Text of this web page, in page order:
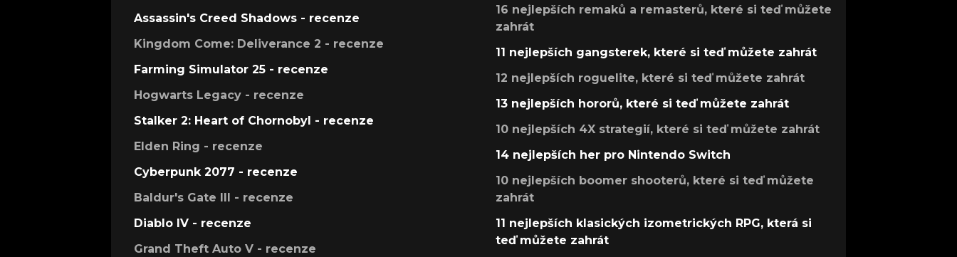
Assassin's Creed Shadows - recenze
Kingdom Come: Deliverance 2 - recenze
Farming Simulator 25 - recenze
Hogwarts Legacy - recenze
Stalker 2: Heart of Chornobyl - recenze
Elden Ring - recenze
Cyberpunk 2077 - recenze
Baldur's Gate III - recenze
Diablo IV - recenze
Grand Theft Auto V - recenze
16 nejlepších remaků a remasterů, které si teď můžete
zahrát
11 nejlepších gangsterek, které si teď můžete zahrát
12 nejlepších roguelite, které si teď můžete zahrát
13 nejlepších hororů, které si teď můžete zahrát
10 nejlepších 4X strategií, které si teď můžete zahrát
14 nejlepších her pro Nintendo Switch
10 nejlepších boomer shooterů, které si teď můžete
zahrát
11 nejlepších klasických izometrických RPG, která si
teď můžete zahrát